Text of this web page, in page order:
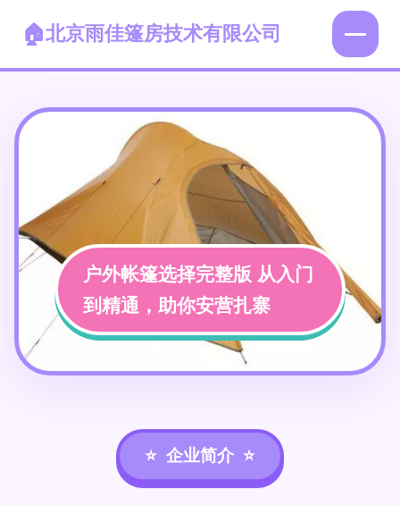
北京雨佳篷房技术有限公司
户外帐篷选择完整版 从入门
到精通，助你安营扎寨
企业简介